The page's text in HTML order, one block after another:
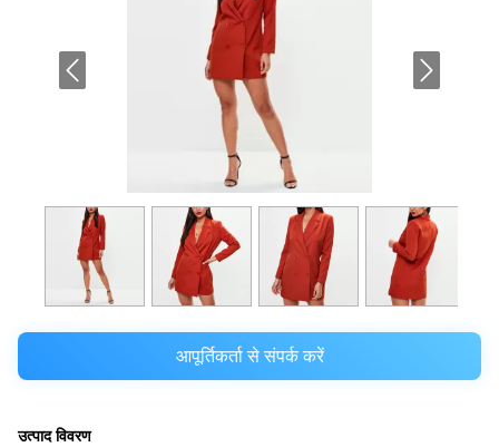
आपूर्तिकर्ता से संपर्क करें
उत्पाद विवरण